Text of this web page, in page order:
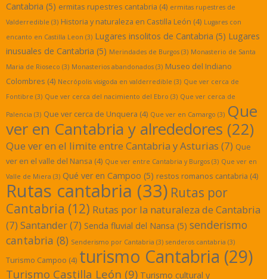
Cantabria (5) ermitas rupestres cantabria (4) ermitas rupestres de
Valderredible (3) Historia y naturaleza en Castilla León (4) Lugares con
encanto en Castilla Leon (3) Lugares insolitos de Cantabria (5) Lugares
inusuales de Cantabria (5) Merindades de Burgos (3) Monasterio de Santa
Maria de Rioseco (3) Monasterios abandonados (3) Museo del Indiano
Colombres (4) Necrópolis visigoda en valderredible (3) Que ver cerca de
Fontibre (3) Que ver cerca del nacimiento del Ebro (3) Que ver cerca de
Palencia (3) Que ver cerca de Unquera (4) Que ver en Camargo (3) Que
ver en Cantabria y alrededores (22)
Que ver en el limite entre Cantabria y Asturias (7) Que
ver en el valle del Nansa (4) Que ver entre Cantabria y Burgos (3) Que ver en
Valle de Miera (3) Qué ver en Campoo (5) restos romanos cantabria (4)
Rutas cantabria (33) Rutas por
Cantabria (12) Rutas por la naturaleza de Cantabria
(7) Santander(7) Senda fluvial del Nansa (5) senderismo
cantabria (8) Senderismo por Cantabria (3) senderos cantabria (3)
Turismo Campoo (4) turismo Cantabria (29)
Turismo Castilla León (9) Turismo cultural y